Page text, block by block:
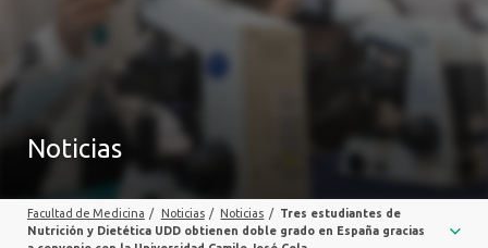
Noticias
Facultad de Medicina / Noticias / Noticias /
Tres estudiantes de
Nutrición y Dietética UDD obtienen doble grado en España gracias